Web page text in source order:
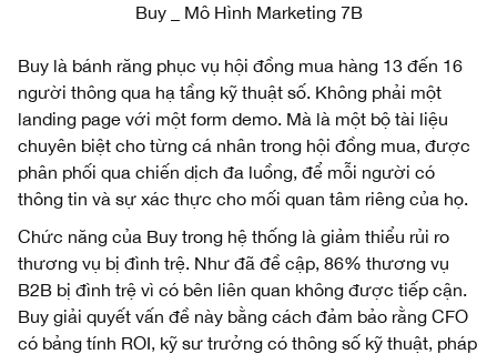
Buy _ Mô Hình Marketing 7B
Buy là bánh răng phục vụ hội đồng mua hàng 13 đến 16
người thông qua hạ tầng kỹ thuật số. Không phải một
landing page với một form demo. Mà là một bộ tài liệu
chuyên biệt cho từng cá nhân trong hội đồng mua, được
phân phối qua chiến dịch đa luồng, để mỗi người có
thông tin và sự xác thực cho mối quan tâm riêng của họ.
Chức năng của Buy trong hệ thống là giảm thiểu rủi ro
thương vụ bị đình trệ. Như đã đề cập, 86% thương vụ
B2B bị đình trệ vì có bên liên quan không được tiếp cận.
Buy giải quyết vấn đề này bằng cách đảm bảo rằng CFO
có bảng tính ROI, kỹ sư trưởng có thông số kỹ thuật, pháp